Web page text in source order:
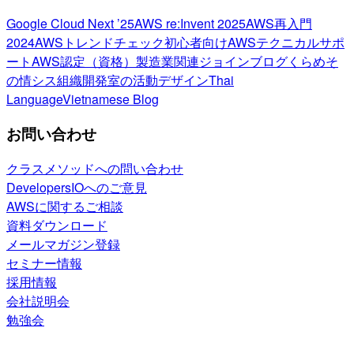
Google Cloud Next ’25AWS re:Invent 2025AWS再入門
2024AWSトレンドチェック初心者向けAWSテクニカルサポ
ートAWS認定（資格） 製造業関連ジョインブログくらめそ
の情シス組織開発室の活動デザインThai
LanguageVietnamese Blog
お問い合わせ
クラスメソッドへの問い合わせ
DevelopersIOへのご意見
AWSに関するご相談
資料ダウンロード
メールマガジン登録
セミナー情報
採用情報
会社説明会
勉強会